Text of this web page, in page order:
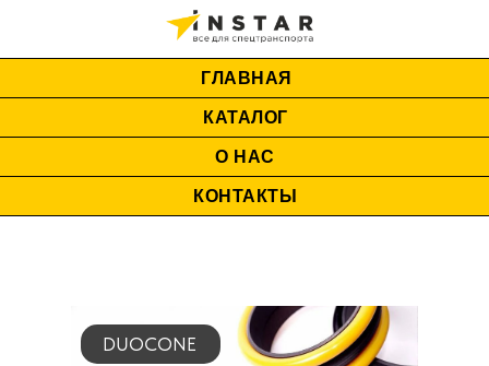
ГЛАВНАЯ
КАТАЛОГ
О НАС
КОНТАКТЫ
DUOCONE